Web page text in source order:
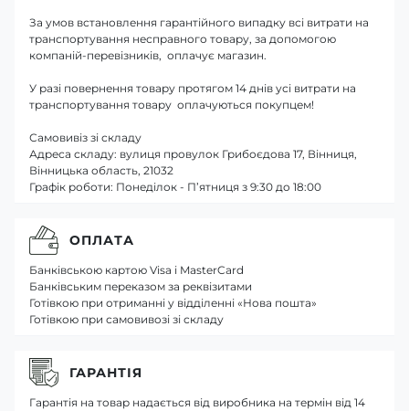
За умов встановлення гарантійного випадку всі витрати на
транспортування несправного товару, за допомогою
компаній-перевізників, оплачує магазин.
У разі повернення товару протягом 14 днів усі витрати на
транспортування товару оплачуються покупцем!
Самовивіз зі складу
Адреса складу: вулиця провулок Грибоєдова 17, Вінниця,
Вінницька область, 21032
Графік роботи: Понеділок - П’ятниця з 9:30 до 18:00
ОПЛАТА
Банківською картою Visa і MasterCard
Банківським переказом за реквізитами
Готівкою при отриманні у відділенні «Нова пошта»
Готівкою при самовивозі зі складу
ГАРАНТІЯ
Гарантія на товар надається від виробника на термін від 14